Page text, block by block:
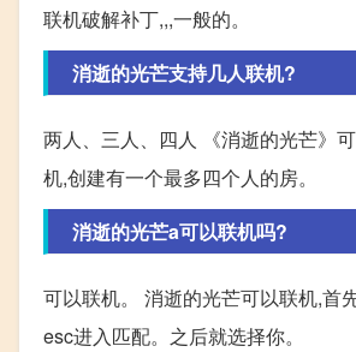
联机破解补丁,,,一般的。
消逝的光芒支持几人联机?
两人、三人、四人 《消逝的光芒》
机,创建有一个最多四个人的房。
消逝的光芒a可以联机吗?
可以联机。 消逝的光芒可以联机,首
esc进入匹配。之后就选择你。